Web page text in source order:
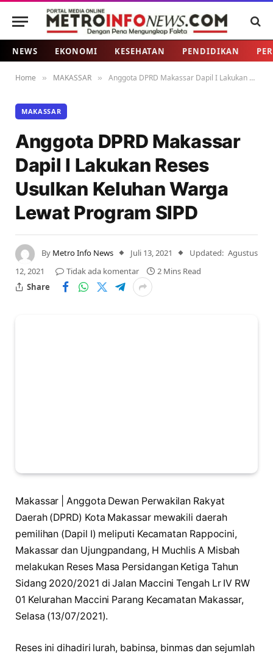
NEWS EKONOMI KESEHATAN PENDIDIKAN
Home » MAKASSAR » Anggota DPRD Makassar Dapil I Lakukan Reses Usulkan Keluhan Warga Lewat Program SIPD
MAKASSAR
Anggota DPRD Makassar
Dapil I Lakukan Reses
Usulkan Keluhan Warga
Lewat Program SIPD
By Metro Info News Juli 13, 2021 Updated: Agustus
12, 2021
Tidak ada komentar
2 Mins Read
Share
Makassar | Anggota Dewan Perwakilan Rakyat
Daerah (DPRD) Kota Makassar mewakili daerah
pemilihan (Dapil I) meliputi Kecamatan Rappocini,
Makassar dan Ujungpandang, H Muchlis A Misbah
melakukan Reses Masa Persidangan Ketiga Tahun
Sidang 2020/2021 di Jalan Maccini Tengah Lr IV RW
01 Kelurahan Maccini Parang Kecamatan Makassar,
Selasa (13/07/2021).
Reses ini dihadiri lurah, babinsa, binmas dan sejumlah